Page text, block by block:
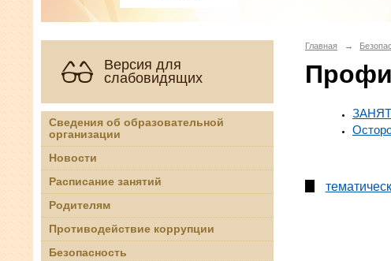
Версия для
слабовидящих
Сведения об образовательной
организации
Новости
Расписание занятий
Родителям
Противодействие коррупции
Безопасность
Главная →